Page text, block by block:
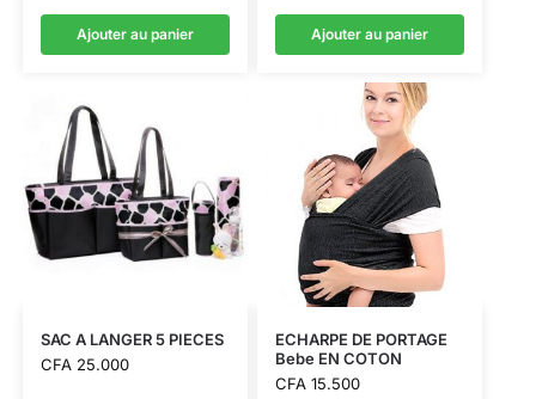
Ajouter au panier Ajouter au panier
SAC A LANGER 5 PIECES
CFA25.000
ECHARPE DE PORTAGE
Bebe EN COTON
CFA15.500